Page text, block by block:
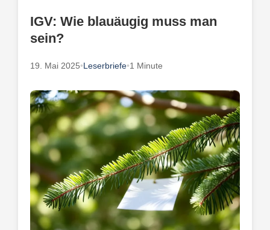
IGV: Wie blauäugig muss man
sein?
19. Mai 2025•Leserbriefe•1 Minute